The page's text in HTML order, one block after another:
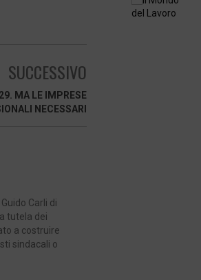
SUCCESSIVO
MA LE IMPRESE
NECESSARI
Carli di
tutela dei
a costruire
sindacali o